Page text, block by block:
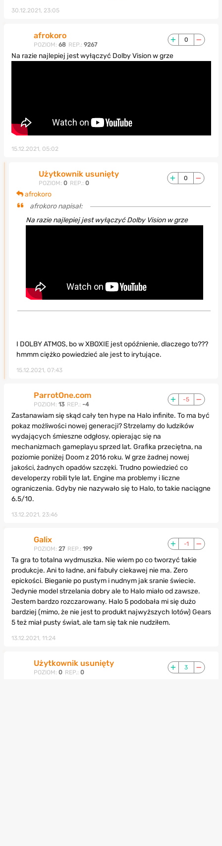
30.12.2021, 23:05
afrokoro
POZIOM: 68 REP.: 9267
0
Na razie najlepiej jest wyłączyć Dolby Vision w grze
15.12.2021, 05:02
Użytkownik usunięty
POZIOM: 0 REP.: 0
0
afrokoro
afrokoro napisał:
Na razie najlepiej jest wyłączyć Dolby Vision w grze
I DOLBY ATMOS, bo w XBOXIE jest opóźnienie, dlaczego to???
hmmm ciężko powiedzieć ale jest to irytujące.
15.12.2021, 07:43
ParrotOne.com
POZIOM: 13 REP.: -4
-5
Zastanawiam się skąd cały ten hype na Halo infinite. To ma być
pokaz możliwości nowej generacji? Strzelamy do ludzików
wydających śmieszne odgłosy, opierając się na
mechanizmach gameplayu sprzed lat. Grafika przeciętna, na
poziomie poniżej Doom z 2016 roku. W grze żadnej nowej
jakości, żadnych opadów szczęki. Trudno powiedzieć co
developerzy robili tyle lat. Engine ma problemy i liczne
ograniczenia. Gdyby nie nazywało się to Halo, to takie naciągne
6.5/10.
13.12.2021, 23:46
Galix
POZIOM: 27 REP.: 199
-1
Ta gra to totalna wydmuszka. Nie wiem po co tworzyć takie
produkcje. Ani to ładne, ani fabuły ciekawej nie ma. Zero
epickości. Bieganie po pustym i nudnym jak sranie świecie.
Jedynie model strzelania dobry ale to Halo miało od zawsze.
Jestem bardzo rozczarowany. Halo 5 podobała mi się dużo
bardziej (mimo, że nie jest to produkt najwyższych lotów) Gears
5 też miał pusty świat, ale tam się tak nie nudziłem.
13.12.2021, 11:24
Użytkownik usunięty
POZIOM: 0 REP.: 0
3